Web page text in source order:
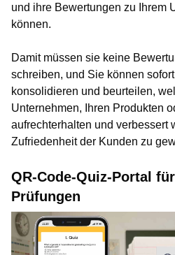
und ihre Bewertungen zu Ihrem
können.
Damit müssen sie keine
schreiben, und Sie können
konsolidieren und beurteilen,
Unternehmen, Ihren Produkten
aufrechterhalten und verbessert
Zufriedenheit der Kunden zu
QR-Code-Quiz-Portal
Prüfungen